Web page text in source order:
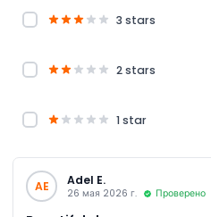
3 stars
2 stars
1 star
AE Adel E.
26 мая 2026 г. Проверено